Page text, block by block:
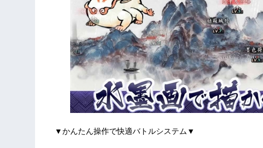
▼かんたん操作で快適バトルシステム▼